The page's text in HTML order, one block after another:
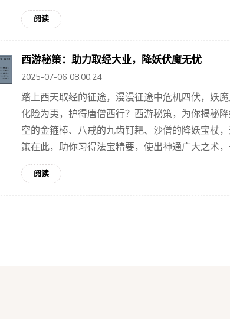
阅读
西游秘策：助力取经大业，降妖伏魔无忧
2025-07-06 08:00:24
踏上西天取经的征途，漫漫征途中危机四伏，妖
化险为夷，护得唐僧西行？西游秘策，为你揭秘
空的金箍棒、八戒的九齿钉耙、沙僧的降妖宝杖
策在此，助你习得法宝精要，使出神通广大之术，
阅读